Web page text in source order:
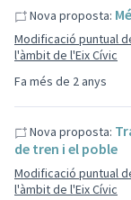
Fa més de 2 anys
Nova proposta:
Modificació puntual
l'àmbit de l'Eix Cívic
Nova proposta:
de tren i el poble
Modificació puntual
l'àmbit de l'Eix Cívic